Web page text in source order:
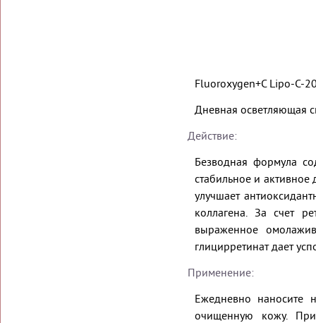
Fluoroxygen+C Lipo-C-
Дневная осветляющая
Действие:
Безводная формула
стабильное и
улучшает
коллагена. За счет
выраженное
глицирретинат дает
Применение:
Ежедневно наносите
очищенную кожу. При